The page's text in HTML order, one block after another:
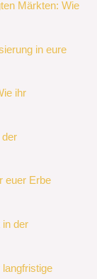
Märkten: Wie
in eure
ihr
der
euer Erbe
in der